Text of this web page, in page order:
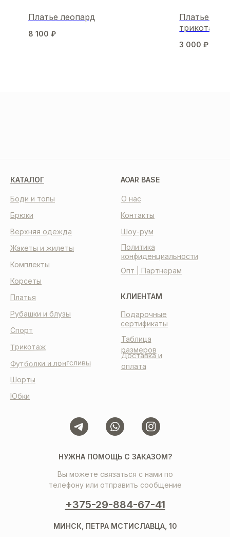
Платье леопард
8 100 ₽
Платье
трикотажа
3 000 ₽
КАТАЛОГ
КЛИЕНТАМ
Таблица
размеров
Доставка и
оплата
Подарочные
сертификаты
НУЖНА ПОМОЩЬ С ЗАКАЗОМ?
Вы можете связаться с нами по
телефону или отправить сообщение
+375-29-884-67-41
МИНСК, ПЕТРА МСТИСЛАВЦА, 10
AOAR BASE
О нас
Контакты
Шоу-рум
Политика
конфиденциальности
Опт | Партнерам
Корсеты
Платья
Боди и топы
Комплекты
Шорты
Спорт
Рубашки и блузы
Брюки
Жакеты и жилеты
Трикотаж
Футболки и лонгсливы
Верхняя одежда
Юбки